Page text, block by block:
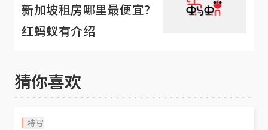
新加坡租房哪里最便宜？
红蚂蚁有介绍
猜你喜欢
特写